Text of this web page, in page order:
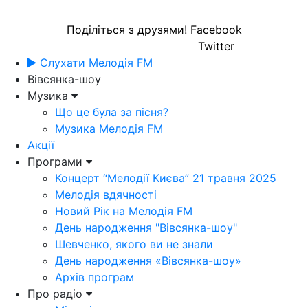
Поділіться з друзями! Facebook
Twitter
Слухати Мелодія FM
Вівсянка-шоу
Музика
Що це була за пісня?
Музика Мелодія FM
Акції
Програми
Концерт “Мелодії Києва” 21 травня 2025
Мелодія вдячності
Новий Рік на Мелодія FM
День народження "Вівсянка-шоу"
Шевченко, якого ви не знали
День народження «Вівсянка-шоу»
Архів програм
Про радіо